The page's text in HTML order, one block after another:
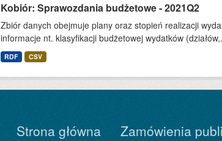
Kobiór: Sprawozdania budżetowe - 2021Q2
Zbiór danych obejmuje plany oraz stopień realizacji
informacje nt. klasyfikacji budżetowej wydatków
RDF CSV
Strona główna Zamówienia